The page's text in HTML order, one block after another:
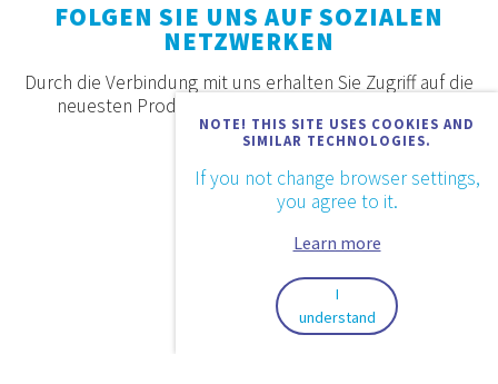
NOTE! THIS SITE USES COOKIES AND
SIMILAR TECHNOLOGIES.
If you not change browser settings,
you agree to it.
Learn more
I
understand
FOLGEN SIE UNS AUF SOZIALEN
NETZWERKEN
Durch die Verbindung mit uns erhalten Sie Zugriff auf die
neuesten Produkte, Angebote und Neuigkeiten.